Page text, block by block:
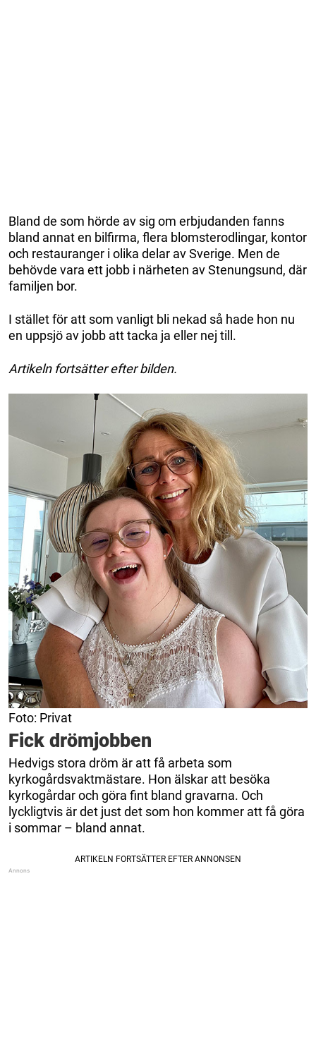
Bland de som hörde av sig om erbjudanden fanns
bland annat en bilfirma, flera blomsterodlingar, kontor
och restauranger i olika delar av Sverige. Men de
behövde vara ett jobb i närheten av Stenungsund, där
familjen bor.
I stället för att som vanligt bli nekad så hade hon nu
en uppsjö av jobb att tacka ja eller nej till.
Artikeln fortsätter efter bilden.
Foto: Privat
Fick drömjobben
Hedvigs stora dröm är att få arbeta som
kyrkogårdsvaktmästare. Hon älskar att besöka
kyrkogårdar och göra fint bland gravarna. Och
lyckligtvis är det just det som hon kommer att få göra
i sommar – bland annat.